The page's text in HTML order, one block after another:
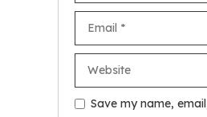
Save my name,